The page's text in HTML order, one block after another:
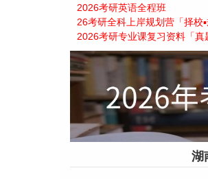
2026考研英语全程班
26考研全科上岸规划营「择校▪
2026考研专业课复习资料「真
湖